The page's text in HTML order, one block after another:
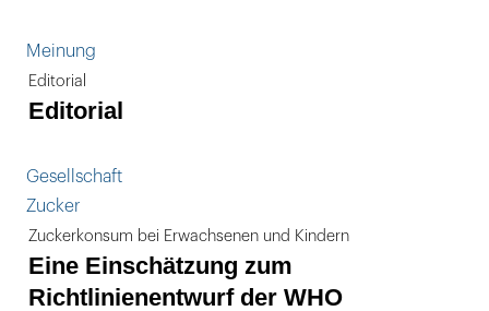
Meinung
Editorial
Editorial
Gesellschaft
Zucker
Zuckerkonsum bei Erwachsenen und Kindern
Eine Einschätzung zum
Richtlinienentwurf der WHO